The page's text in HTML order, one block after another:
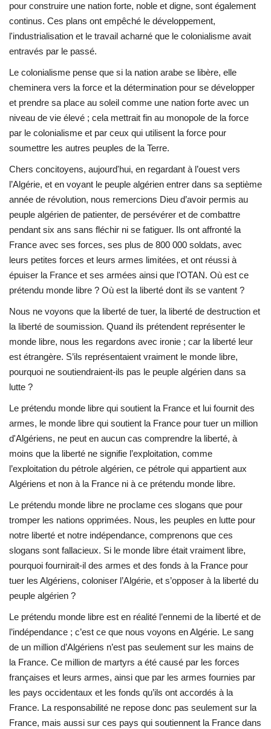
pour construire une nation forte, noble et digne, sont également
continus. Ces plans ont empêché le développement,
l'industrialisation et le travail acharné que le colonialisme avait
entravés par le passé.
Le colonialisme pense que si la nation arabe se libère, elle
cheminera vers la force et la détermination pour se développer
et prendre sa place au soleil comme une nation forte avec un
niveau de vie élevé ; cela mettrait fin au monopole de la force
par le colonialisme et par ceux qui utilisent la force pour
soumettre les autres peuples de la Terre.
Chers concitoyens, aujourd'hui, en regardant à l’ouest vers
l’Algérie, et en voyant le peuple algérien entrer dans sa septième
année de révolution, nous remercions Dieu d’avoir permis au
peuple algérien de patienter, de persévérer et de combattre
pendant six ans sans fléchir ni se fatiguer. Ils ont affronté la
France avec ses forces, ses plus de 800 000 soldats, avec
leurs petites forces et leurs armes limitées, et ont réussi à
épuiser la France et ses armées ainsi que l'OTAN. Où est ce
prétendu monde libre ? Où est la liberté dont ils se vantent ?
Nous ne voyons que la liberté de tuer, la liberté de destruction et
la liberté de soumission. Quand ils prétendent représenter le
monde libre, nous les regardons avec ironie ; car la liberté leur
est étrangère. S’ils représentaient vraiment le monde libre,
pourquoi ne soutiendraient-ils pas le peuple algérien dans sa
lutte ?
Le prétendu monde libre qui soutient la France et lui fournit des
armes, le monde libre qui soutient la France pour tuer un million
d'Algériens, ne peut en aucun cas comprendre la liberté, à
moins que la liberté ne signifie l’exploitation, comme
l’exploitation du pétrole algérien, ce pétrole qui appartient aux
Algériens et non à la France ni à ce prétendu monde libre.
Le prétendu monde libre ne proclame ces slogans que pour
tromper les nations opprimées. Nous, les peuples en lutte pour
notre liberté et notre indépendance, comprenons que ces
slogans sont fallacieux. Si le monde libre était vraiment libre,
pourquoi fournirait-il des armes et des fonds à la France pour
tuer les Algériens, coloniser l’Algérie, et s’opposer à la liberté du
peuple algérien ?
Le prétendu monde libre est en réalité l’ennemi de la liberté et de
l’indépendance ; c’est ce que nous voyons en Algérie. Le sang
de un million d’Algériens n’est pas seulement sur les mains de
la France. Ce million de martyrs a été causé par les forces
françaises et leurs armes, ainsi que par les armes fournies par
les pays occidentaux et les fonds qu’ils ont accordés à la
France. La responsabilité ne repose donc pas seulement sur la
France, mais aussi sur ces pays qui soutiennent la France dans